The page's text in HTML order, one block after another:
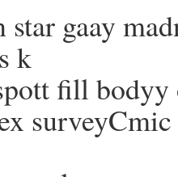
star gaay
k
fill